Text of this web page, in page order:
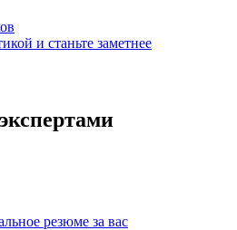
и станьте заметнее
резюме за вас